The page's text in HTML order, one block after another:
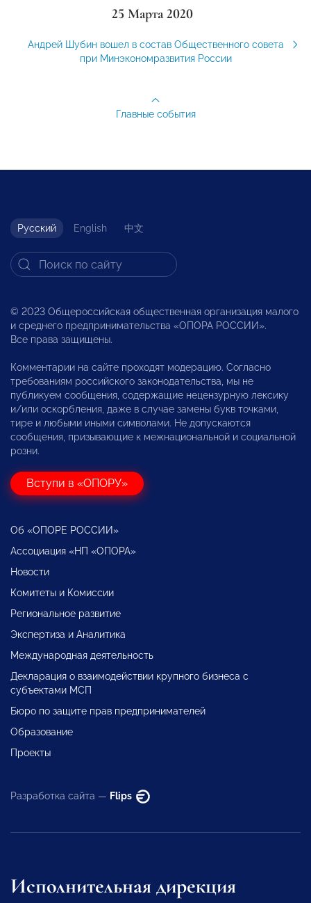
25 Марта 2020
Андрей Шубин вошел в состав Общественного совета
при Минэкономразвития России
Главные события
Русский English 中文
© 2023 Общероссийская общественная организация малого
и среднего предпринимательства «ОПОРА РОССИИ».
Все права защищены.
Комментарии на сайте проходят модерацию. Согласно
требованиям российского законодательства, мы не
публикуем сообщения, содержащие нецензурную лексику
и/или оскорбления, даже в случае замены букв точками,
тире и любыми иными символами. Не допускаются
сообщения, призывающие к межнациональной и социальной
розни.
Вступи в «ОПОРУ»
Об «ОПОРЕ РОССИИ»
Ассоциация «НП «ОПОРА»
Новости
Комитеты и Комиссии
Региональное развитие
Экспертиза и Аналитика
Международная деятельность
Декларация о взаимодействии крупного бизнеса с
субъектами МСП
Бюро по защите прав предпринимателей
Образование
Проекты
Разработка сайта — Flips
Исполнительная дирекция